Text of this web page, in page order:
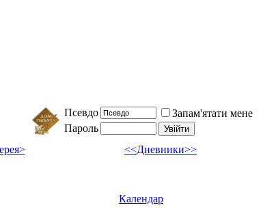
Псевдо
Запам'ятати мене
Пароль
<<Дневники>>
Календар